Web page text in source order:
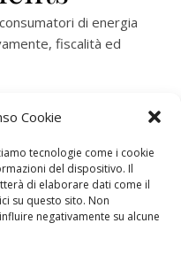
Cookie
tecnologie come i cookie
del dispositivo. Il
di elaborare dati come il
su questo sito. Non
negativamente su alcune
di energia
fiscalità ed
fiscalità ed
di energia
fiscalità ed